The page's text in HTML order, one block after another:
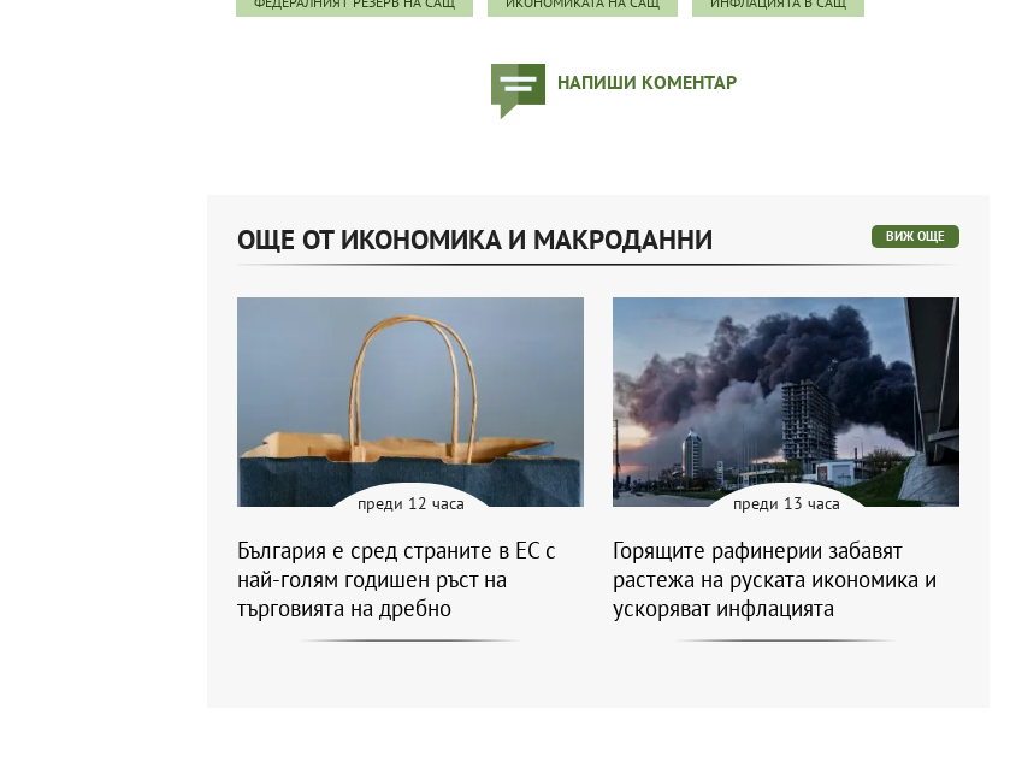
НАПИШИ КОМЕНТАР
ОЩЕ ОТ ИКОНОМИКА И МАКРОДАННИ ВИЖ ОЩЕ
преди 12 часа
България е сред страните в ЕС с
най-голям годишен ръст на
търговията на дребно
преди 13 часа
Горящите рафинерии забавят
растежа на руската икономика и
ускоряват инфлацията